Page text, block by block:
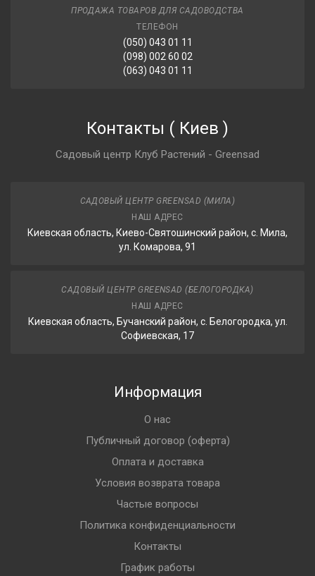
ПРОДАЖА ТОВАРОВ ДЛЯ САДОВОДСТВА
ТЕЛЕФОН
(050) 043 01 11
(098) 002 60 02
(063) 043 01 11
Контакты ( Киев )
Садовый центр Клуб Растений - Greensad
САДОВЫЙ ЦЕНТР GREENSAD (МИЛА)
НАШ АДРЕС
Киевская область, Киево-Святошинский район, с. Мила,
ул. Комарова, 91
САДОВЫЙ ЦЕНТР GREENSAD (БЕЛОГОРОДКА)
НАШ АДРЕС
Киевская область, Бучанский район, с. Белогородка, ул.
Софиевская, 17
Информация
О нас
Публичный договор (оферта)
Оплата и доставка
Условия возврата товара
Частые вопросы
Политика конфиденциальности
Контакты
График работы